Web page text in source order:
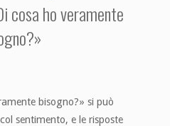
cosa ho veramente
bisogno?» si può
sentimento, e le risposte